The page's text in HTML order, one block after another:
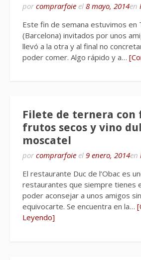
por comprarfoie el 8 mayo, 2014en
Este fin de semana estuvimos en
(Barcelona) invitados por unos
llevó a la otra y al final no
poder comer. Algo rápido y a…
Filete de ternera con
frutos secos y vino
moscatel
por comprarfoie el 9 enero, 2014en
El restaurante Duc de l’Obac es
restaurantes que siempre tienes
poder aconsejar a unos amigos
equivocarte. Se encuentra en la…
Leyendo]